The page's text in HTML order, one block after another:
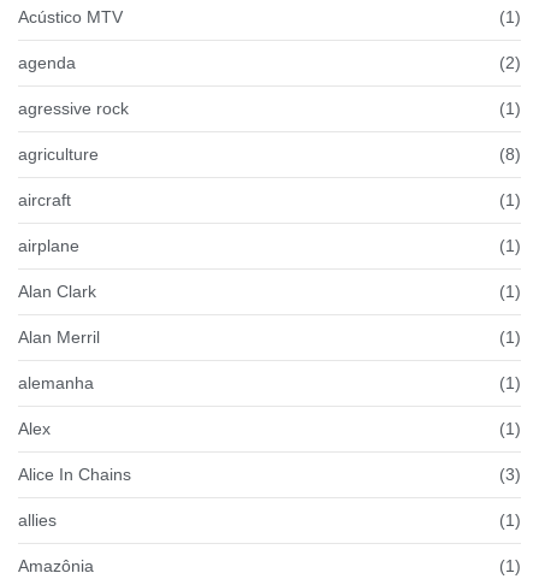
Acústico MTV (1)
agenda (2)
agressive rock (1)
agriculture (8)
aircraft (1)
airplane (1)
Alan Clark (1)
Alan Merril (1)
alemanha (1)
Alex (1)
Alice In Chains (3)
allies (1)
Amazônia (1)